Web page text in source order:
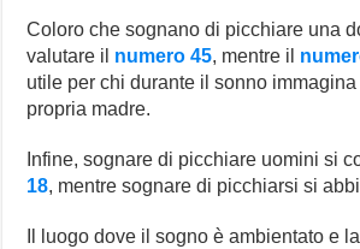
Coloro che sognano di picchiare una
valutare il numero 45, mentre il
utile per chi durante il sonno
propria madre.
Infine, sognare di picchiare uomini si
18, mentre sognare di picchiarsi si
Il luogo dove il sogno è ambientato e